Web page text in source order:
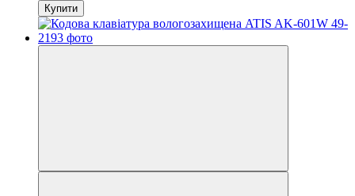
Купити